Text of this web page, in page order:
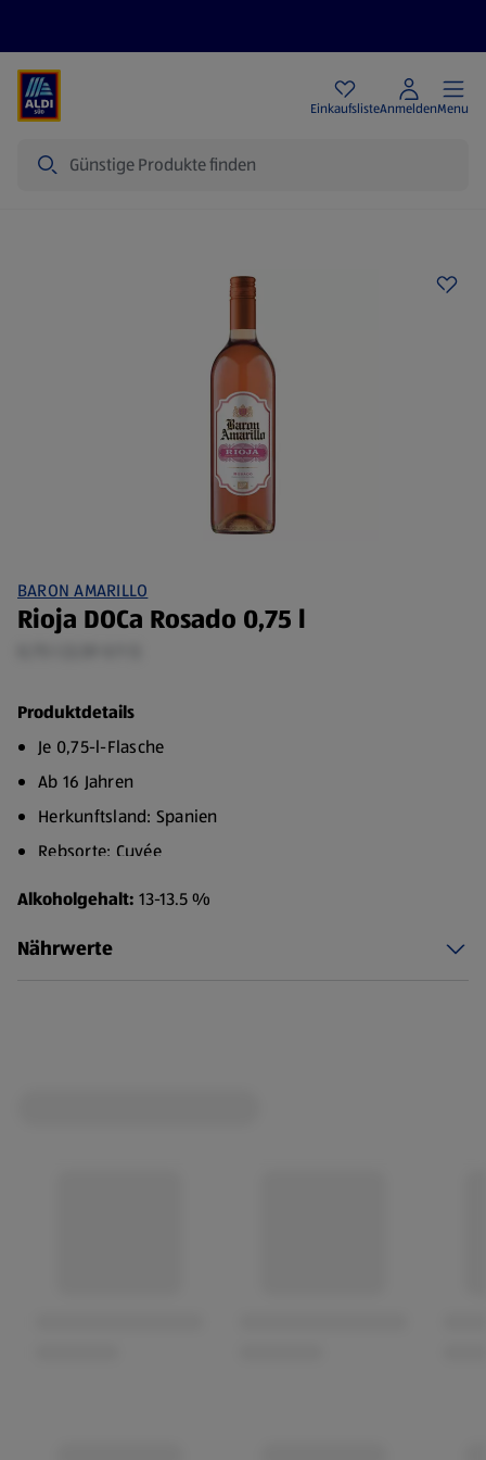
EinkaufslisteAnmeldenMenu
BARON AMARILLO
Rioja DOCa Rosado 0,75 l
Produktdetails
Je 0,75-l-Flasche
Ab 16 Jahren
Herkunftsland: Spanien
Rebsorte: Cuvée
Geschmack: Trocken
Diese Traubenkomposition verleiht diesem fruchtigen
Alkoholgehalt: 13-13.5 %
Nährwerte